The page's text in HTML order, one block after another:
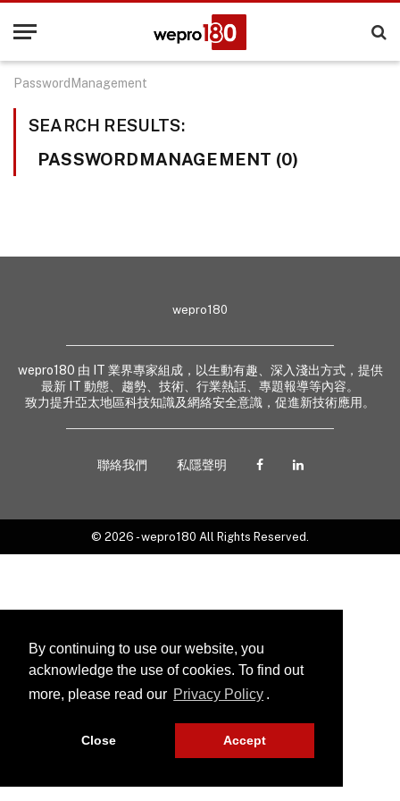
By continuing to use our website, you
acknowledge the use of cookies. To find out
more, please read our Privacy Policy .
Close Accept
PasswordManagement
SEARCH RESULTS:
PASSWORDMANAGEMENT (0)
wepro180
wepro180 由 IT 業界專家組成，以生動有趣、深入淺出方式，提供
最新 IT 動態、趨勢、技術、行業熱話、專題報導等內容。
致力提升亞太地區科技知識及網絡安全意識，促進新技術應用。
聯絡我們 私隱聲明
© 2026 - wepro180 All Rights Reserved.